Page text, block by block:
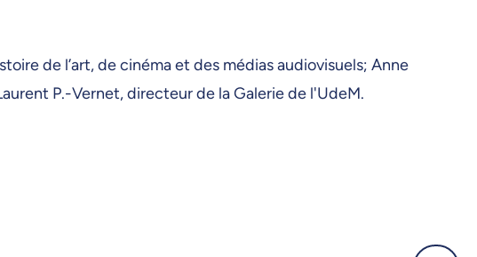
de l’art, de cinéma et des médias audiovisuels; Anne
P.-Vernet, directeur de la Galerie de l'UdeM.